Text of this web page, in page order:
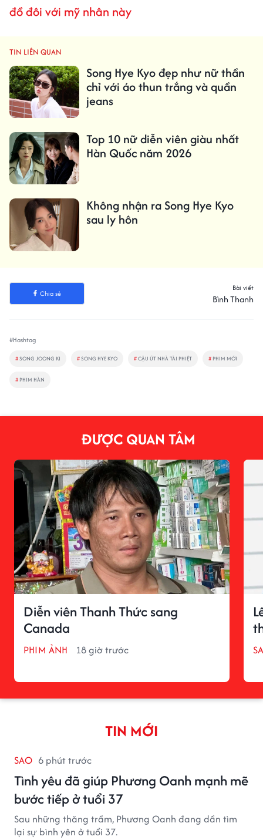
đồ đôi với mỹ nhân này
TIN LIÊN QUAN
Song Hye Kyo đẹp như nữ thần
chỉ với áo thun trắng và quần
jeans
Top 10 nữ diễn viên giàu nhất
Hàn Quốc năm 2026
Không nhận ra Song Hye Kyo
sau ly hôn
Chia sẻ
Bài viết
Bình Thanh
#Hashtag
#SONG JOONG KI #SONG HYE KYO #CẬU ÚT NHÀ TÀI PHIỆT # PHIM MỚI
# PHIM HÀN
ĐƯỢC QUAN TÂM
Diễn viên Thanh Thức sang
Canada
PHIM ẢNH 18 giờ trước
TIN MỚI
SAO 6 phút trước
Tình yêu đã giúp Phương Oanh mạnh mẽ
bước tiếp ở tuổi 37
Sau những thăng trầm, Phương Oanh đang dần tìm
lại sự bình yên ở tuổi 37.